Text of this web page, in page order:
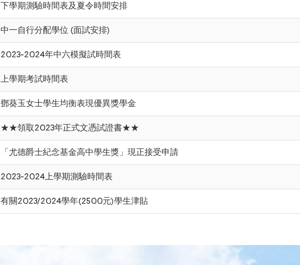
下學期測驗時間表及夏令時間安排
中一自行分配學位 (面試安排)
2023-2024年中六模擬試時間表
上學期考試時間表
鄧葵玉女士學生均衡表現優異獎學金
★★領取2023年正式文憑試證書★★
「尤德爵士紀念基金高中學生獎」現正接受申請
2023-2024上學期測驗時間表
有關2023/2024學年(2500元)學生津貼